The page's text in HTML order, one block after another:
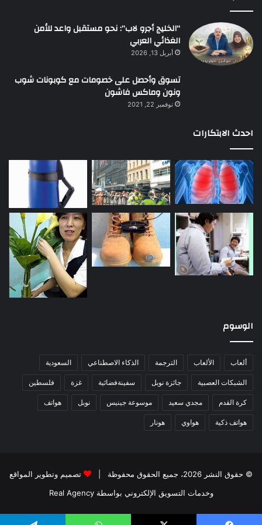
“الخليج أجرو لاب”: نحو مستقبل واعد للأمن
الغذائي العربي
أبريل 13, 2026
تسوق وأحصل على خصومات مع كوبونات شوب
ونون وماكس فاشون
نوفمبر 22, 2021
احدث الابتكارات
الوسوم
ألعاب الألعاب الترجمة الذكاء الاصطناعي السعودية
الشبكات العصبية جائزة نوبل سفينةفضائية غزة فلسطين
كرة القدم مجدي سعيد موسوعة جينيس نوبل هواتف
هواتف ذكية هواوي هونار
© حقوق النشر 2026، جميع الحقوق محفوظة |
تصميم وتطوير المواقع
وخدمات التسويق الإلكتروني بواسطة Real Agency